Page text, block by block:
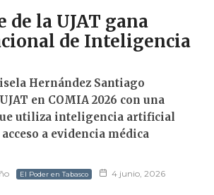
de la UJAT gana
de Inteligencia
Hernández Santiago
en COMIA 2026 con una
utiliza inteligencia artificial
a evidencia médica
El Poder en Tabasco 4 junio, 2026